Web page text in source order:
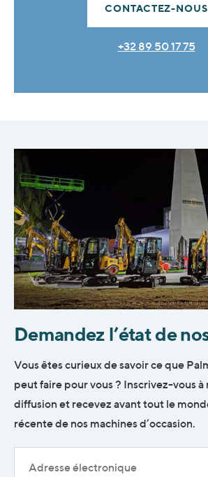
CONTACTEZ-NOUS
+32 89 50 17 75
Demandez l’état de
Vous êtes curieux de savoir ce que
peut faire pour vous ? Inscrivez-vous
diffusion et recevez avant tout le
récente de nos machines d’occasion.